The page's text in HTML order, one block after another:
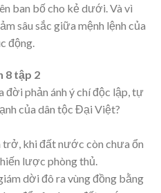
ban bố cho kẻ dưới. Và vì
sâu sắc giữa mệnh lệnh của
động.
8 tập 2
đời phản ánh ý chí độc lập, tự
của dân tộc Đại Việt?
trở, khi đất nước còn chưa ổn
lược phòng thủ.
dời đô ra vùng đồng bằng